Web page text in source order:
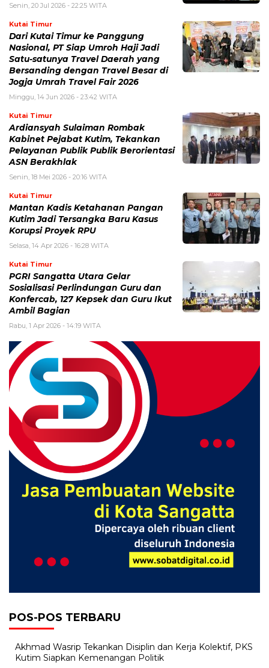
Senin, 20 Jul 2026 - 22:25 WITA
Kutai Timur
Dari Kutai Timur ke Panggung
Nasional, PT Siap Umroh Haji Jadi
Satu-satunya Travel Daerah yang
Bersanding dengan Travel Besar di
Jogja Umrah Travel Fair 2026
Minggu, 14 Jun 2026 - 23:42 WITA
Kutai Timur
Ardiansyah Sulaiman Rombak
Kabinet Pejabat Kutim, Tekankan
Pelayanan Publik Publik Berorientasi
ASN Berakhlak
Senin, 18 Mei 2026 - 20:16 WITA
Kutai Timur
Mantan Kadis Ketahanan Pangan
Kutim Jadi Tersangka Baru Kasus
Korupsi Proyek RPU
Selasa, 14 Apr 2026 - 16:28 WITA
Kutai Timur
PGRI Sangatta Utara Gelar
Sosialisasi Perlindungan Guru dan
Konfercab, 127 Kepsek dan Guru Ikut
Ambil Bagian
Rabu, 1 Apr 2026 - 14:19 WITA
POS-POS TERBARU
Akhmad Wasrip Tekankan Disiplin dan Kerja Kolektif, PKS
Kutim Siapkan Kemenangan Politik